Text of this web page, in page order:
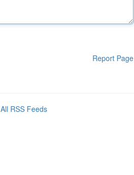
Report Page
All RSS Feeds